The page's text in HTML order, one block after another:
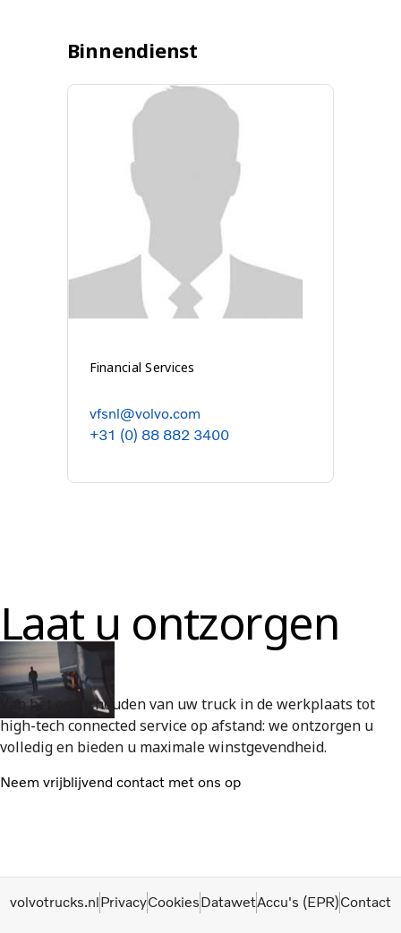
Binnendienst
Financial Services
vfsnl@volvo.com
+31 (0) 88 882 3400
Laat u ontzorgen
Van het onderhouden van uw truck in de werkplaats tot
high-tech connected service op afstand: we ontzorgen u
volledig en bieden u maximale winstgevendheid.
Neem vrijblijvend contact met ons op
volvotrucks.nlPrivacyCookiesDatawetAccu's (EPR)Contact